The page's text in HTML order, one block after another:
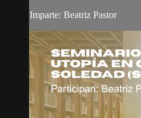
Imparte: Beatriz Pastor